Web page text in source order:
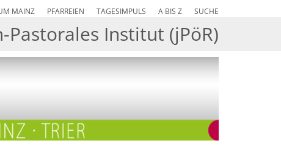
MAINZ PFARREIEN TAGESIMPULS A BIS Z SUCHE
Pastorales Institut (jPöR)